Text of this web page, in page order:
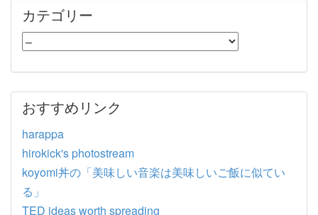
カテゴリー
おすすめリンク
harappa
hirokick's photostream
koyomi丼の「美味しい音楽は美味しいご飯に似てい
る」
TED ideas worth spreading